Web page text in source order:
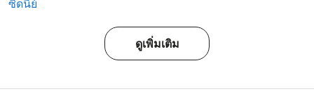
ซิดนีย์
ดูเพิ่มเติม